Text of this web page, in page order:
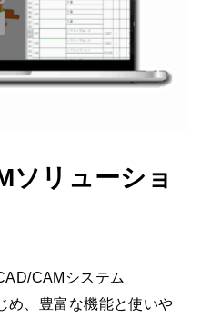
ソリューショ
CAMシステム
め、豊富な機能と使いや